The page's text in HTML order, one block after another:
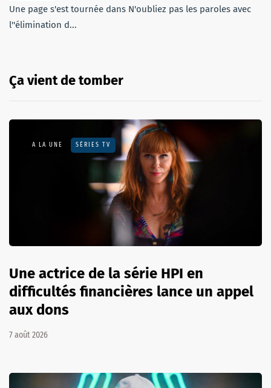
Une page s'est tournée dans N'oubliez pas les paroles avec
l''élimination d...
Ça vient de tomber
A LA UNE SÉRIES TV
Une actrice de la série HPI en
difficultés financières lance un appel
aux dons
7 août 2026